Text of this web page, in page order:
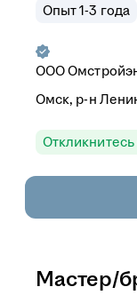
Опыт 1-3 года
ООО
Омск, р-н
Мастер/